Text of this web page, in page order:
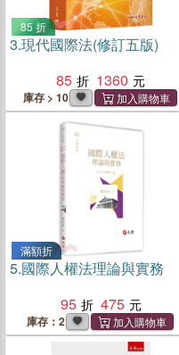
85 折
3.現代國際法(修訂五版)
85
1360
庫存 > 10
滿額折
5.國際人權法理論與實務
95
475
庫存：2